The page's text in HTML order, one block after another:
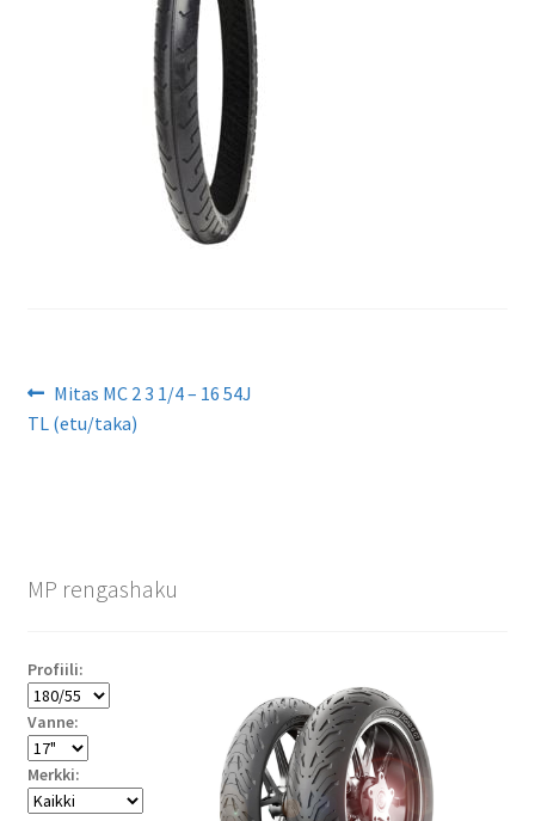
Artikkelien
selaus
Edellinen
artikkeli
Mitas MC 2 3 1/4 – 16 54J
TL (etu/taka)
MP rengashaku
Profiili:
Vanne:
Merkki: